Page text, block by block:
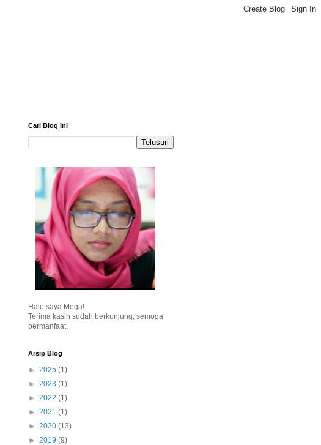
Cari Blog Ini
Halo saya Mega!
Terima kasih sudah berkunjung, semoga
bermanfaat.
Arsip Blog
► 2025 (1)
► 2023 (1)
► 2022 (1)
► 2021 (1)
► 2020 (13)
► 2019 (9)